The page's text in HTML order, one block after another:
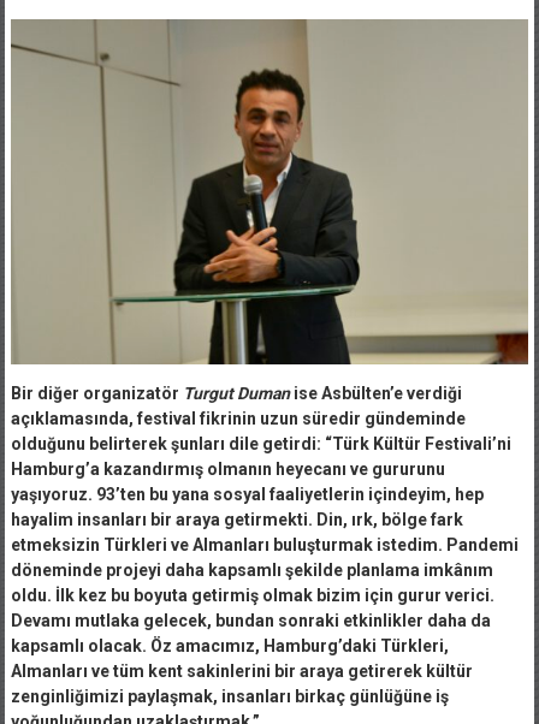
Bir diğer organizatör Turgut Dumanise Asbülten’e verdiği
açıklamasında, festival fikrinin uzun süredir gündeminde
olduğunu belirterek şunları dile getirdi: “Türk Kültür Festivali’ni
Hamburg’a kazandırmış olmanın heyecanı ve gururunu
yaşıyoruz. 93’ten bu yana sosyal faaliyetlerin içindeyim, hep
hayalim insanları bir araya getirmekti. Din, ırk, bölge fark
etmeksizin Türkleri ve Almanları buluşturmak istedim. Pandemi
döneminde projeyi daha kapsamlı şekilde planlama imkânım
oldu. İlk kez bu boyuta getirmiş olmak bizim için gurur verici.
Devamı mutlaka gelecek, bundan sonraki etkinlikler daha da
kapsamlı olacak. Öz amacımız, Hamburg’daki Türkleri,
Almanları ve tüm kent sakinlerini bir araya getirerek kültür
zenginliğimizi paylaşmak, insanları birkaç günlüğüne iş